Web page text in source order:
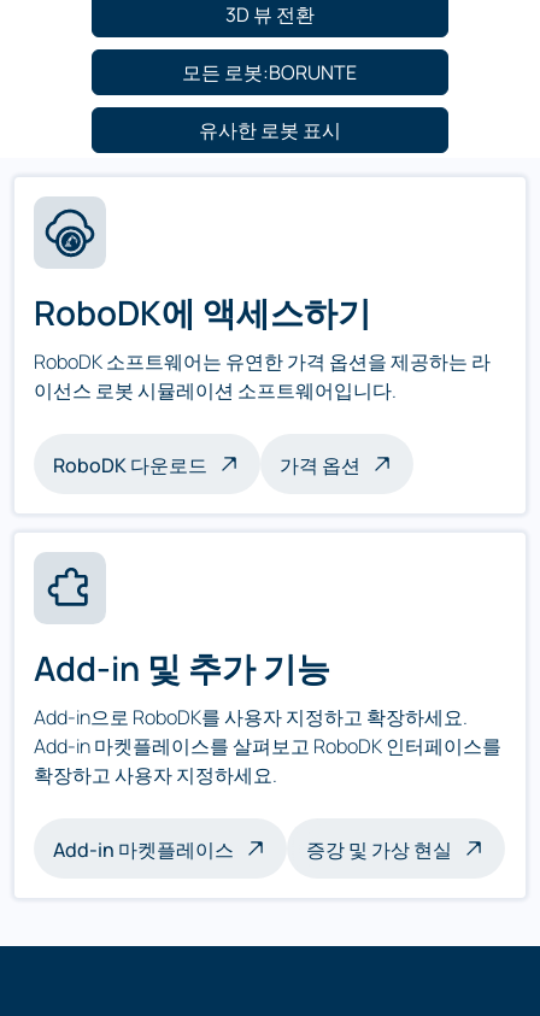
3D 뷰 전환
모든 로봇:BORUNTE
유사한 로봇 표시
RoboDK에 액세스하기
RoboDK 소프트웨어는 유연한 가격 옵션을 제공하는 라
이선스 로봇 시뮬레이션 소프트웨어입니다.
RoboDK 다운로드 가격 옵션
Add-in 및 추가 기능
Add-in으로 RoboDK를 사용자 지정하고 확장하세요.
Add-in 마켓플레이스를 살펴보고 RoboDK 인터페이스를
확장하고 사용자 지정하세요.
Add-in 마켓플레이스 증강 및 가상 현실